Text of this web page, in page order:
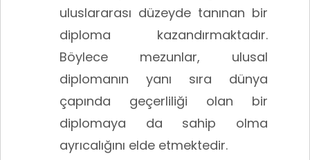
uluslararası düzeyde tanınan bir
diploma kazandırmaktadır.
Böylece mezunlar, ulusal
diplomanın yanı sıra dünya
çapında geçerliliği olan bir
diplomaya da sahip olma
ayrıcalığını elde etmektedir.